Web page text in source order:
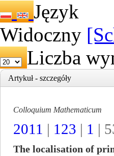
Język
Widoczny
Liczba
Artykuł - szczegóły
Colloquium Mathematicum
2011 | 123 | 1 |
The localisation of